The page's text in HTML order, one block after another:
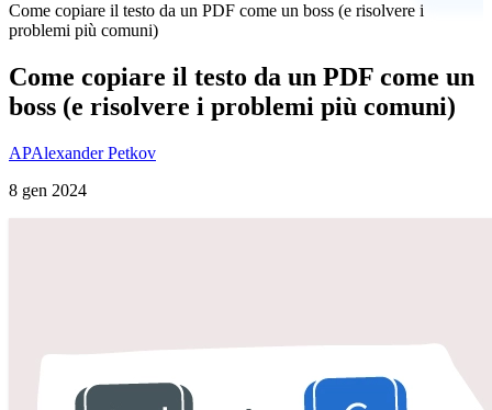
Come copiare il testo da un PDF come un boss (e risolvere i
problemi più comuni)
Come copiare il testo da un PDF come un
boss (e risolvere i problemi più comuni)
APAlexander Petkov
8 gen 2024